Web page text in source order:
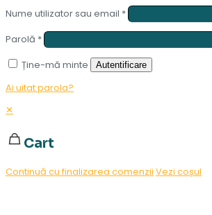
Nume utilizator sau email *
Parolă *
Ține-mă minte
Autentificare
Ai uitat parola?
✕
Cart
Continuă cu finalizarea comenzii Vezi coșul